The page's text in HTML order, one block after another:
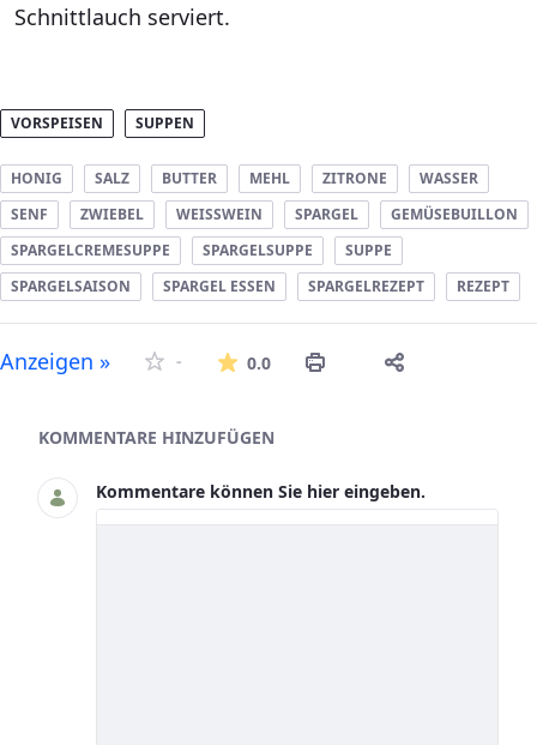
Schnittlauch serviert.
VORSPEISEN SUPPEN
HONIG SALZ BUTTER MEHL ZITRONE
WASSER
SENF
ZWIEBEL WEISSWEIN SPARGEL
GEMÜSEBUILLON
SPARGELCREMESUPPE
SPARGELSUPPE
SUPPE
SPARGELSAISON
SPARGEL ESSEN SPARGELREZEPT REZEPT
Anzeigen » - 0.0Die durchschnittliche
Asset-Herausgeber
KOMMENTARE HINZUFÜGEN
Kommentare können Sie hier eingeben.